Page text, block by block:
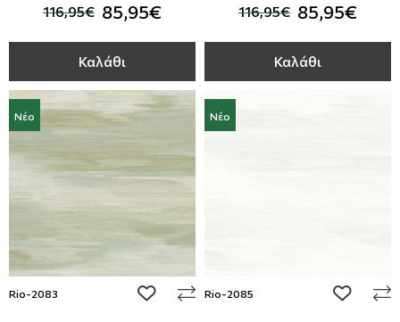
116,95€ 85,95€
Καλάθι
116,95€ 85,95€
Καλάθι
Νέο
Rio-2083 add to wishlist
Νέο
Rio-2085 add to